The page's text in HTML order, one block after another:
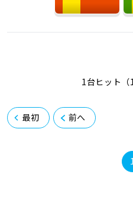
1台ヒット（
最初 前へ